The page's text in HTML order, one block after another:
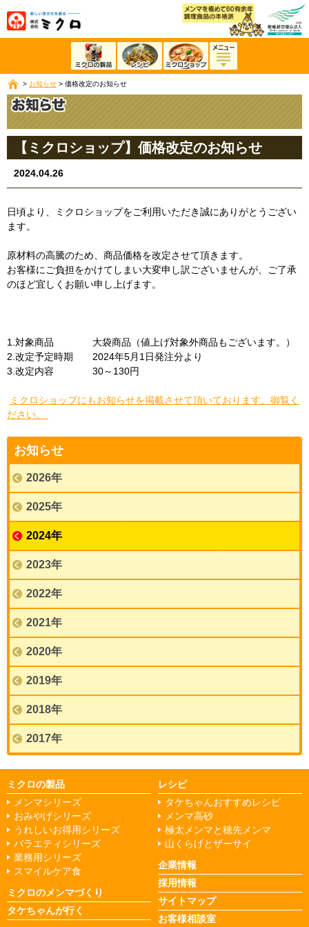
> お知らせ > 価格改定のお知らせ
【ミクロショップ】価格改定のお知らせ
2024.04.26
日頃より、ミクロショップをご利用いただき誠にありがとうござい
ます。
原材料の高騰のため、商品価格を改定させて頂きます。
お客様にご負担をかけてしまい大変申し訳ございませんが、ご了承
のほど宜しくお願い申し上げます。
1.対象商品 大袋商品（値上げ対象外商品もございます。）
2.改定予定時期 2024年5月1日発注分より
3.改定内容 30～130円
ミクロショップにもお知らせを掲載させて頂いております。御覧く
ださい。
お知らせ
2026年
2025年
2024年
2023年
2022年
2021年
2020年
2019年
2018年
2017年
ミクロの製品
メンマシリーズ
おみやげシリーズ
うれしいお得用シリーズ
バラエティシリーズ
業務用シリーズ
スマイルケア食
ミクロのメンマづくり
タケちゃんが行く
レシピ
タケちゃんおすすめレシピ
メンマ高砂
極太メンマと穂先メンマ
山くらげとザーサイ
企業情報
採用情報
サイトマップ
お客様相談室